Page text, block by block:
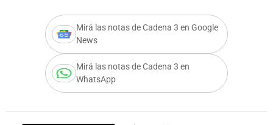
Mirá las notas de Cadena 3 en Google
News
Mirá las notas de Cadena 3 en
WhatsApp